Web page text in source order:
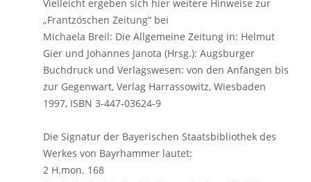
Vielleicht ergeben sich hier weitere Hinweise zur
„Frantzöschen Zeitung“ bei
Michaela Breil: Die Allgemeine Zeitung in: Helmut
Gier und Johannes Janota (Hrsg.): Augsburger
Buchdruck und Verlagswesen: von den Anfängen bis
zur Gegenwart, Verlag Harrassowitz, Wiesbaden
1997, ISBN 3-447-03624-9
Die Signatur der Bayerischen Staatsbibliothek des
Werkes von Bayrhammer lautet:
2 H.mon. 168